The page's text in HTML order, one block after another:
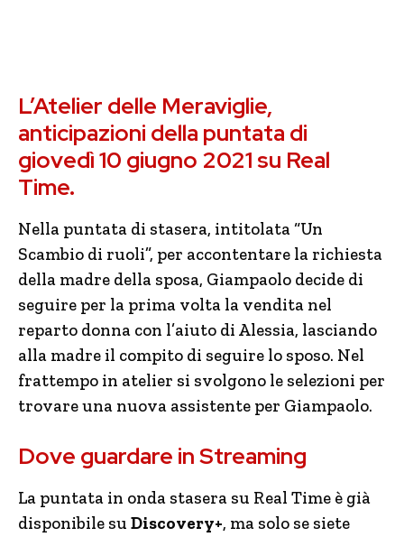
L’Atelier delle Meraviglie,
anticipazioni della puntata di
giovedì 10 giugno 2021 su Real
Time.
Nella puntata di stasera, intitolata “Un
Scambio di ruoli”, per accontentare la richiesta
della madre della sposa, Giampaolo decide di
seguire per la prima volta la vendita nel
reparto donna con l’aiuto di Alessia, lasciando
alla madre il compito di seguire lo sposo. Nel
frattempo in atelier si svolgono le selezioni per
trovare una nuova assistente per Giampaolo.
Dove guardare in Streaming
La puntata in onda stasera su Real Time è già
disponibile su Discovery+, ma solo se siete